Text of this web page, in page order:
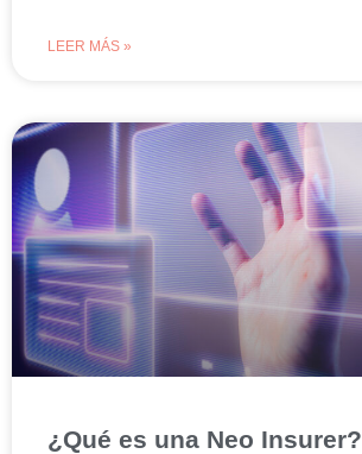
LEER MÁS »
¿Qué es una Neo Insurer?